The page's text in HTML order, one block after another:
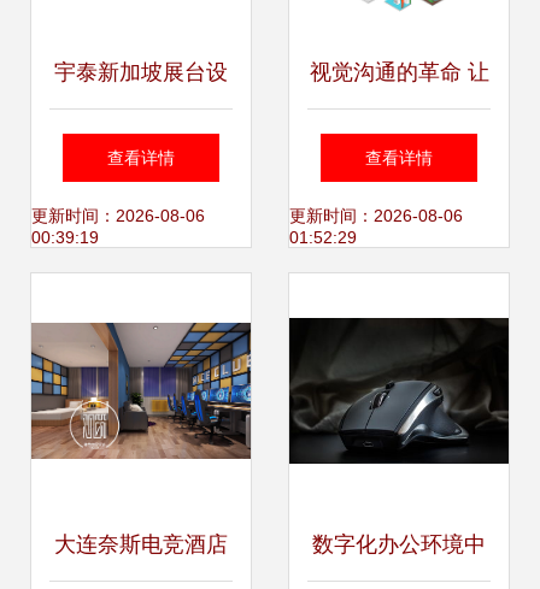
宇泰新加坡展台设
计 山东宇泰光电
展会服务
查看详情
更新时间：2026-08-06
00:39:19
视觉沟通的革命 让
海报设计成为品牌
赢家的利器
查看详情
更新时间：2026-08-06
01:52:29
大连奈斯电竞酒店 数字化办公环境中